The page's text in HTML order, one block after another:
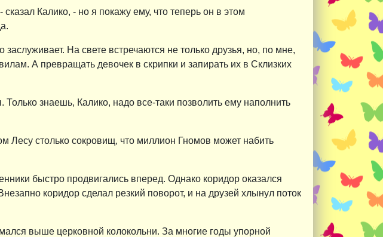
Калико, - но я покажу ему, что теперь он в этом
На свете встречаются не только друзья, но, по мне,
А превращать девочек в скрипки и запирать их в Склизких
Только знаешь, Калико, надо все-таки позволить ему наполнить
Лесу столько сокровищ, что миллион Гномов может набить
быстро продвигались вперед. Однако коридор оказался
коридор сделал резкий поворот, и на друзей хлынул поток
выше церковной колокольни. За многие годы упорной